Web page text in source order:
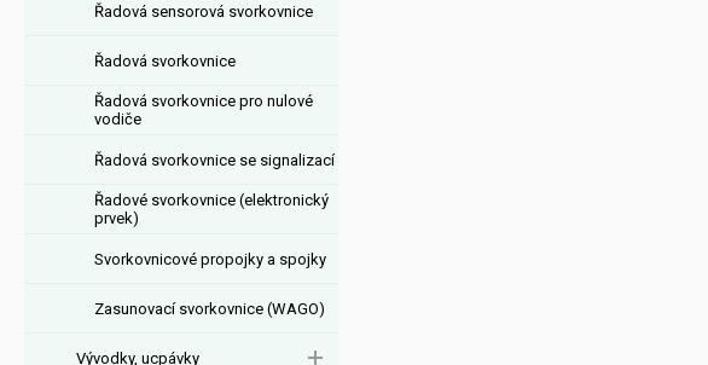
Řadová sensorová svorkovnice
Řadová svorkovnice
Řadová svorkovnice pro nulové
vodiče
Řadová svorkovnice se signalizací
Řadové svorkovnice (elektronický
prvek)
Svorkovnicové propojky a spojky
Zasunovací svorkovnice (WAGO)
Vývodky, ucpávky